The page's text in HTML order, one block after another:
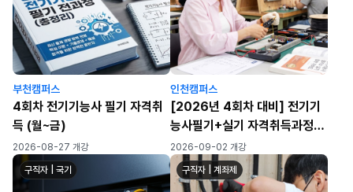
부천캠퍼스
4회차 전기기능사 필기 자격취
득 (월~금)
2026-08-27 개강
인천캠퍼스
[2026년 4회차 대비] 전기기
능사필기+실기 자격취득과정
(월~금/화목)
2026-09-02 개강
구직자 | 국기 구직자 | 계좌제